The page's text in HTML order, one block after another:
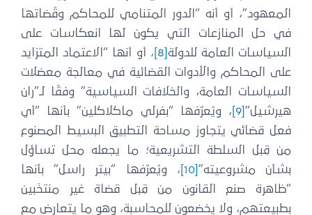
المعهود”، أو أنه “الدور المتنامي للمحاكم وقُضاتها
في حل المنازعات التي يكون لها انعكاسات على
السياسات العامة للدولة
، أو أنها “الاعتماد المتزايد
على المحاكم والأدوات القضائية في معالجة معضلات
السياسات العامة، والخلافات السياسية” وفقًا لـ”ران
هيرشيل”
، ويُعرّفها “بفرلي ماكلاكلين” بأنها “أي
فعل قضائي يتجاوز مساحة التطبيق البسيط المصنوع
من قِبل السلطة التشريعية؛ ما يجعله محل تساؤل
بشأن مشروعيته” [10]
، ويُعرّفها “بيتر راسل” بأنها
“ظاهرة صنع القانون من قِبل قضاة غير منتخَبين
بطبيعتهم، ولا يخضعون للمحاسبة، وهو ما يتعارض مع